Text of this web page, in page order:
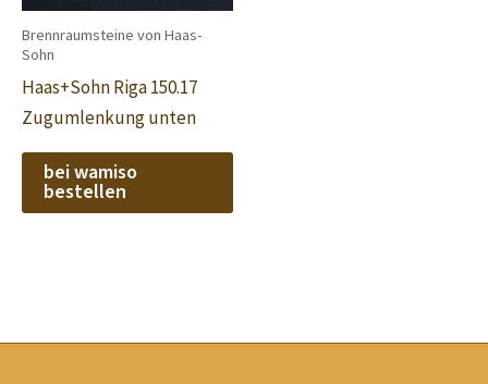
Brennraumsteine von Haas-
Sohn
Haas+Sohn Riga 150.17
Zugumlenkung unten
bei wamiso
bestellen